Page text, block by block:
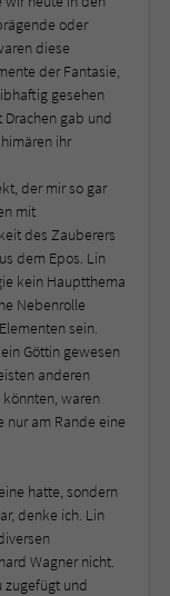
oder
diese
der Fantasie,
gesehen
gab und
ihr
der mir so gar
mit
des Zauberers
dem Epos. Lin
kein Hauptthema
Nebenrolle
sein.
Göttin gewesen
anderen
waren
nur am Rande eine
hatte, sondern
denke ich. Lin
Wagner nicht.
zugefügt und